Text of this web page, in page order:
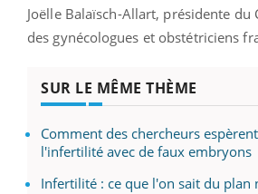
Joëlle Balaïsch-Allart, présidente du
des gynécologues et obstétriciens
SUR LE MÊME THÈME
Comment des chercheurs
l'infertilité avec de faux embryons
Infertilité : ce que l'on sait du plan